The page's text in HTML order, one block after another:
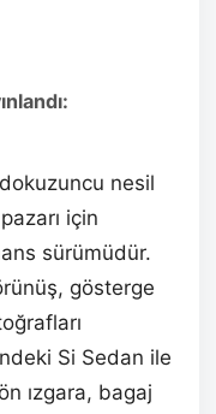
nesil
için
sürümüdür.
gösterge
Si Sedan ile
ızgara, bagaj